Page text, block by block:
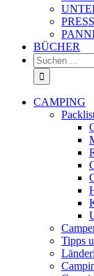
BÜCHER
Suche
nach:
CAMPING
Tipps